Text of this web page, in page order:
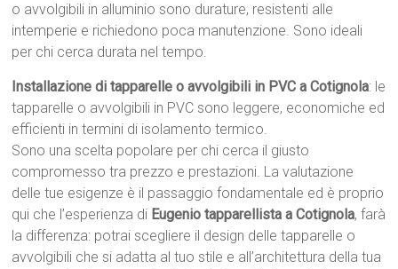
o avvolgibili in alluminio sono durature, resistenti alle
intemperie e richiedono poca manutenzione. Sono ideali
per chi cerca durata nel tempo.
Installazione di tapparelle o avvolgibili in PVC a Cotignola: le
tapparelle o avvolgibili in PVC sono leggere, economiche ed
efficienti in termini di isolamento termico.
Sono una scelta popolare per chi cerca il giusto
compromesso tra prezzo e prestazioni. La valutazione
delle tue esigenze è il passaggio fondamentale ed è proprio
qui che l’esperienza di Eugenio tapparellista a Cotignola, farà
la differenza: potrai scegliere il design delle tapparelle o
avvolgibili che si adatta al tuo stile e all’architettura della tua